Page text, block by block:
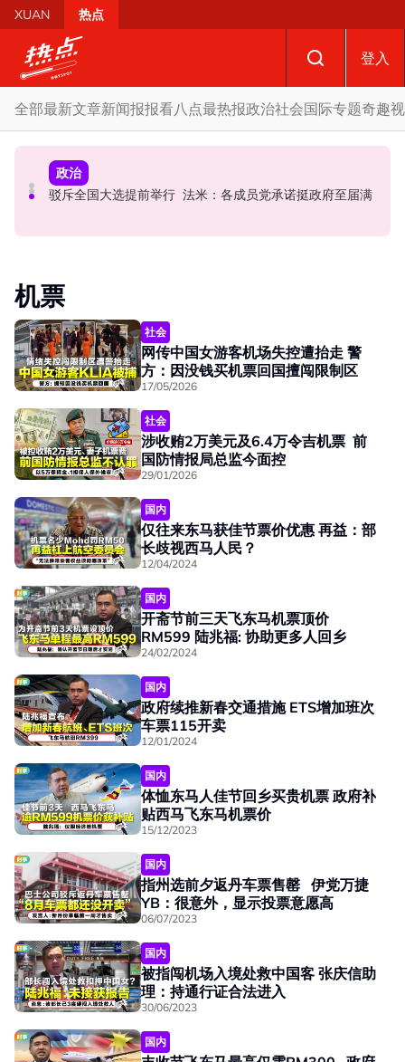
Skip to main content
XUAN 热点
登入
全部最新文章新闻报报看八点最热报政治社会国际专题奇趣
国际
AI电影沦“反面教材”？ 狮城本土电影公司国庆献礼掀网民
政治
要求安华解释为何冻结MyKHAS权限 5蓝眼议员: 改革不是
政治
驳斥全国大选提前举行 法米：各成员党承诺挺政府至届满
机票
社会
网传中国女游客机场失控遭抬走 警
方：因没钱买机票回国擅闯限制区
17/05/2026
社会
涉收贿2万美元及6.4万令吉机票 前
国防情报局总监今面控
29/01/2026
国内
仅往来东马获佳节票价优惠 再益：部
长歧视西马人民？
12/04/2024
国内
开斋节前三天飞东马机票顶价
RM599 陆兆福: 协助更多人回乡
24/02/2024
国内
政府续推新春交通措施 ETS增加班次
车票115开卖
12/01/2024
国内
体恤东马人佳节回乡买贵机票 政府补
贴西马飞东马机票价
15/12/2023
国内
指州选前夕返丹车票售罄 伊党万捷
YB：很意外，显示投票意愿高
06/07/2023
国内
被指闯机场入境处救中国客 张庆信助
理：持通行证合法进入
30/06/2023
国内